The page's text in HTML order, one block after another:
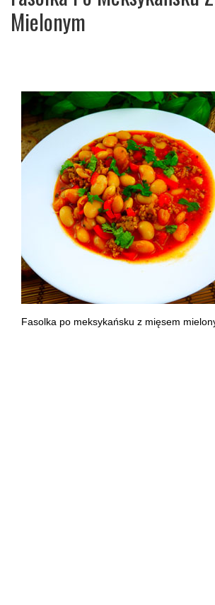
Mielonym
Fasolka po meksykańsku z mięsem